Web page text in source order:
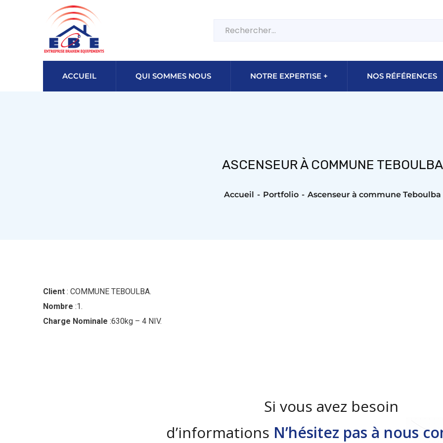
ACCUEIL QUI SOMMES NOUS NOTRE EXPERTISE NOS RÉFÉRENCES
ASCENSEUR À COMMUNE TEBOULBA
Accueil Portfolio Ascenseur à commune Teboulba
Client : COMMUNE TEBOULBA.
Nombre :1.
Charge Nominale :630kg – 4 NIV.
Si vous avez besoin
d’informations N’hésitez pas à nous